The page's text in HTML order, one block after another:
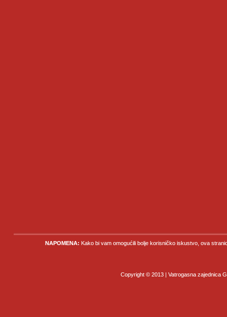
NAPOMENA: Kako bi vam omogućili bolje korisničko iskustvo, ova
Copyright © 2013 | Vatrogasna zajednica